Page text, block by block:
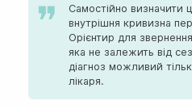
Самостійно визначити
внутрішня кривизна
Орієнтир для
яка не залежить від
діагноз можливий
лікаря.